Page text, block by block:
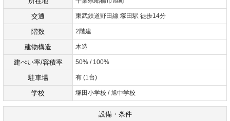
交通 東武鉄道野田線 塚田駅 徒歩14分
階数 2階建
建物構造 木造
建ぺい率/容積率 50% / 100%
駐車場 有 (1台)
学校 塚田小学校 / 旭中学校
設備・条件